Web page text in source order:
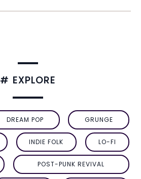
# EXPLORE
DREAM POP GRUNGE
INDIE FOLK LO-FI
POST-PUNK REVIVAL